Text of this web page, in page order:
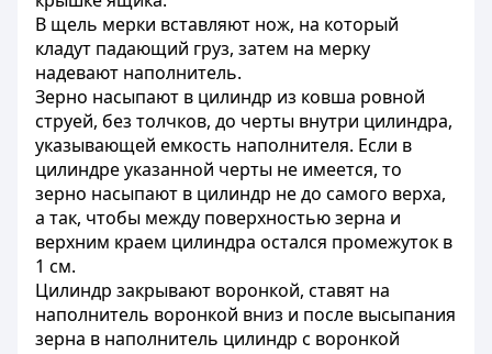
В щель мерки вставляют нож, на который
кладут падающий груз, затем на мерку
надевают наполнитель.
Зерно насыпают в цилиндр из ковша ровной
струей, без толчков, до черты внутри цилиндра,
указывающей емкость наполнителя. Если в
цилиндре указанной черты не имеется, то
зерно насыпают в цилиндр не до самого верха,
а так, чтобы между поверхностью зерна и
верхним краем цилиндра остался промежуток в
1 см.
Цилиндр закрывают воронкой, ставят на
наполнитель воронкой вниз и после высыпания
зерна в наполнитель цилиндр с воронкой